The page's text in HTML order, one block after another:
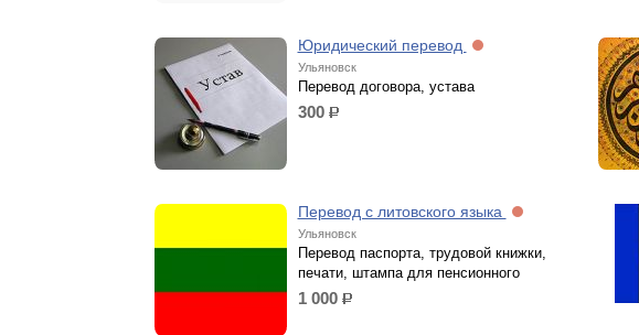
Юридический перевод
Ульяновск
Перевод договора, устава
300 р.
Перевод с литовского языка
Ульяновск
Перевод паспорта, трудовой книжки,
печати, штампа для пенсионного
1 000 р.